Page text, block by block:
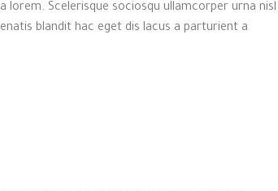
Scelerisque sociosqu ullamcorper urna nisl
blandit hac eget dis lacus a parturient a